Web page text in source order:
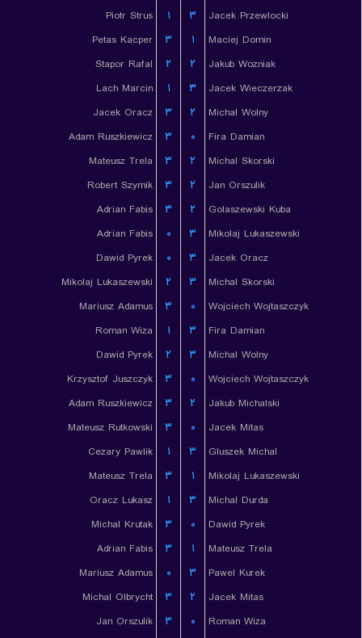
Piotr Strus
۱ ۳
Jacek Przewlocki
Petas Kacper
۳ ۱
Maciej Domin
Stapor Rafal
۲ ۲
Jakub Wozniak
Lach Marcin
۱ ۳
Jacek Wieczerzak
Jacek Oracz
۳ ۲
Michal Wolny
Adam Ruszkiewicz
۳ ۰
Fira Damian
Mateusz Trela
۳ ۲
Michal Skorski
Robert Szymik
۳ ۲
Jan Orszulik
Adrian Fabis
۳ ۲
Golaszewski Kuba
Adrian Fabis
۰ ۳
Mikolaj Lukaszewski
Dawid Pyrek
۰ ۳
Jacek Oracz
Mikolaj Lukaszewski
۲ ۳
Michal Skorski
Mariusz Adamus
۳ ۰
Wojciech Wojtaszczyk
Roman Wiza
۱ ۳
Fira Damian
Dawid Pyrek
۲ ۳
Michal Wolny
Krzysztof Juszczyk
۳ ۰
Wojciech Wojtaszczyk
Adam Ruszkiewicz
۳ ۲
Jakub Michalski
Mateusz Rutkowski
۳ ۰
Jacek Mitas
Cezary Pawlik
۱ ۳
Gluszek Michal
Mateusz Trela
۳ ۱
Mikolaj Lukaszewski
Oracz Lukasz
۱ ۳
Michal Durda
Michal Krutak
۳ ۰
Dawid Pyrek
Adrian Fabis
۳ ۱
Mateusz Trela
Mariusz Adamus
۰ ۳
Pawel Kurek
Michal Olbrycht
۳ ۲
Jacek Mitas
Jan Orszulik
۳ ۰
Roman Wiza